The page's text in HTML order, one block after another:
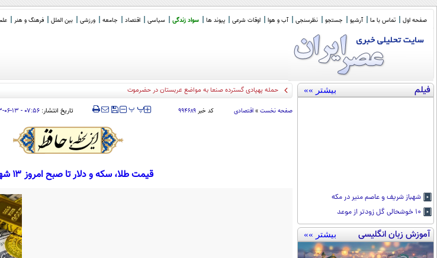
صفحه اول تماس با ما آرشیو جستجو نظرسنجی آب و هوا اوقات شرعی پیوند ها سواد زندگی سیاسی اقتصاد جامعه ورزشی بین الملل فرهنگ و هنر
فیلم بیشتر »»
شهباز شریف و عاصم منیر در مکه
آموزش زبان انگلیسی بیشتر »»
حمله پهپادی گسترده صنعا به مواضع عربستان در حضرموت
صفحه نخست » اقتصادی کد خبر ۹۹۴۶۸۹ ‍‍‍ پ پ تاریخ انتشار:۰۷:۵۶ - ۱۳-۰۶-۱۴۰۳
قیمت طلا، سکه و دلار تا صبح امروز ۱۳ شهریور